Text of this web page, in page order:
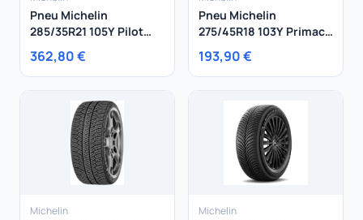
Pneu Michelin
285/35R21 105Y Pilot
Sport 5 XL
362,80 €
Pneu Michelin
275/45R18 103Y Primacy
Hp
193,90 €
Michelin Michelin